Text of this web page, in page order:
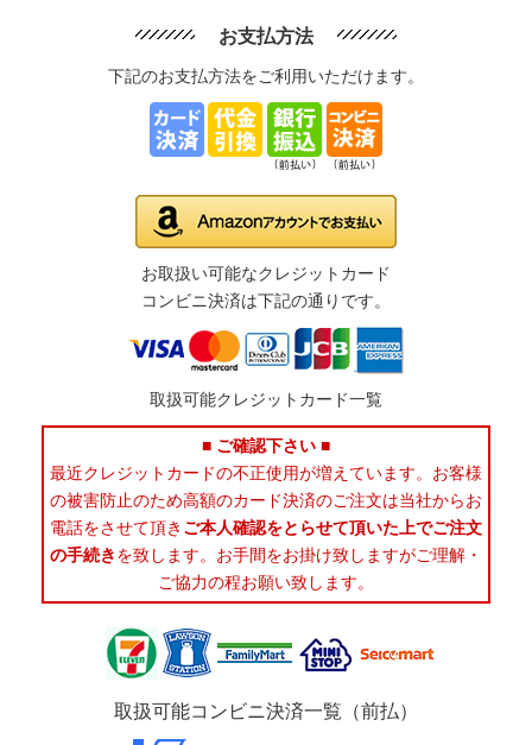
お支払方法
下記のお支払方法をご利用いただけます。
お取扱い可能なクレジットカード
コンビニ決済は下記の通りです。
取扱可能クレジットカード一覧
■ ご確認下さい ■
最近クレジットカードの不正使用が増えています。お客様
の被害防止のため高額のカード決済のご注文は当社からお
電話をさせて頂き ご本人確認をとらせて頂いた上でご注文
の手続きを致します。お手間をお掛け致しますがご理解・
ご協力の程お願い致します。
取扱可能コンビニ決済一覧（前払）